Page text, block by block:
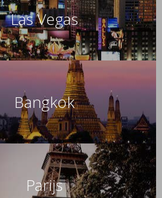
Las Vegas
Bangkok
Parijs